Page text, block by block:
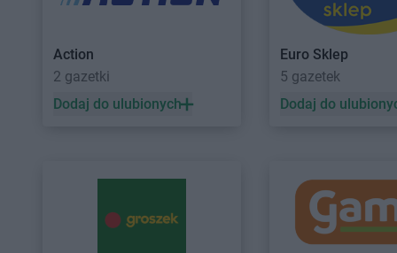
Action
2 gazetki
Dodaj do ulubionych
Euro Sklep
5 gazetek
Dodaj do